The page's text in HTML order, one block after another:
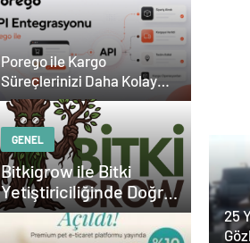
Porego ile Kargo
Süreçlerinizi Daha Kolay
Yönetin
GENEL
Bitkigrow ile Bitki
Yetiştiriciliğinde Doğru
Ekipman ve Ürün
Seçimi
25